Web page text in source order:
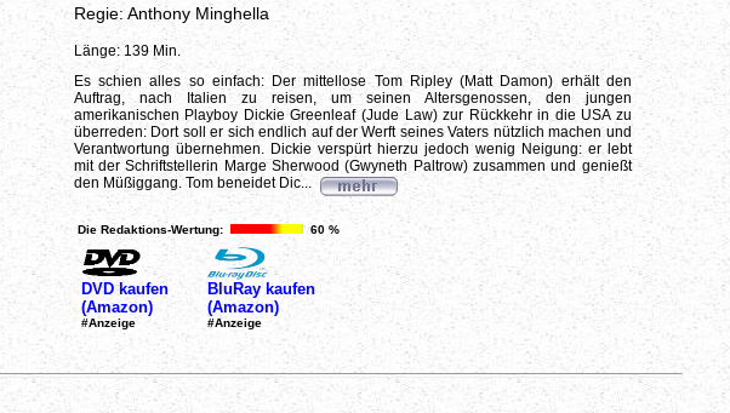
Regie: Anthony Minghella
Länge: 139 Min.
Es schien alles so einfach: Der mittellose Tom Ripley (Matt Damon) erhält den
Auftrag, nach Italien zu reisen, um seinen Altersgenossen, den jungen
amerikanischen Playboy Dickie Greenleaf (Jude Law) zur Rückkehr in die USA zu
überreden: Dort soll er sich endlich auf der Werft seines Vaters nützlich machen und
Verantwortung übernehmen. Dickie verspürt hierzu jedoch wenig Neigung: er lebt
mit der Schriftstellerin Marge Sherwood (Gwyneth Paltrow) zusammen und genießt
den Müßiggang. Tom beneidet Dic...
Die Redaktions-Wertung: 60 %
DVD kaufen
(Amazon)
#Anzeige
BluRay kaufen
(Amazon)
#Anzeige